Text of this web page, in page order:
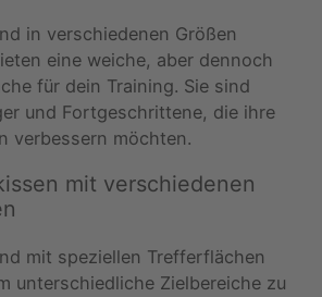
in verschiedenen Größen
eine weiche, aber dennoch
für dein Training. Sie sind
und Fortgeschrittene, die ihre
verbessern möchten.
mit verschiedenen
mit speziellen Trefferflächen
unterschiedliche Zielbereiche zu